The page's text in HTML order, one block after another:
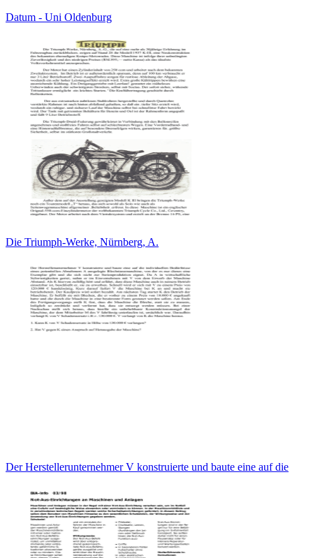
Datum - Uni Oldenburg
Die Triumph-Werke, Nürnberg, A.
Der Herstellerunternehmer V konstruierte und baute eine auf die